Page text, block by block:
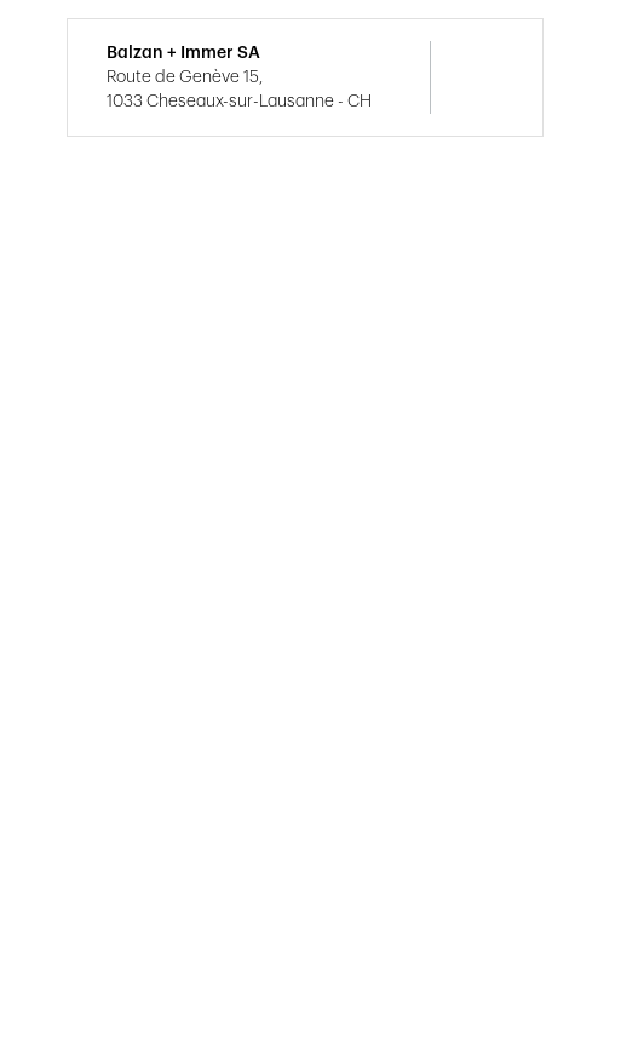
Balzan + Immer SA
Route de Genève 15,
1033 Cheseaux-sur-Lausanne - CH